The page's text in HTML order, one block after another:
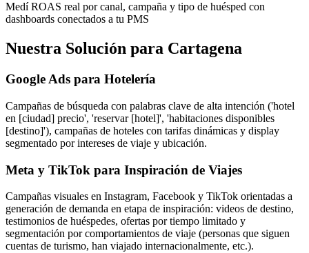
Medí ROAS real por canal, campaña y tipo de huésped con
dashboards conectados a tu PMS
Nuestra Solución para Cartagena
Google Ads para Hotelería
Campañas de búsqueda con palabras clave de alta intención ('hotel
en [ciudad] precio', 'reservar [hotel]', 'habitaciones disponibles
[destino]'), campañas de hoteles con tarifas dinámicas y display
segmentado por intereses de viaje y ubicación.
Meta y TikTok para Inspiración de Viajes
Campañas visuales en Instagram, Facebook y TikTok orientadas a
generación de demanda en etapa de inspiración: videos de destino,
testimonios de huéspedes, ofertas por tiempo limitado y
segmentación por comportamientos de viaje (personas que siguen
cuentas de turismo, han viajado internacionalmente, etc.).